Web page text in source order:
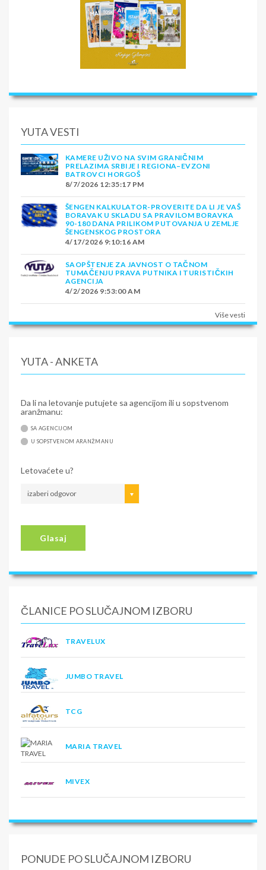
YUTA VESTI
KAMERE UŽIVO NA SVIM GRANIČNIM
PRELAZIMA SRBIJE I REGIONA–EVZONI
BATROVCI HORGOŠ
8/7/2026 12:35:17 PM
ŠENGEN KALKULATOR-PROVERITE DA LI JE VAŠ
BORAVAK U SKLADU SA PRAVILOM BORAVKA
90-180 DANA PRILIKOM PUTOVANJA U ZEMLJE
ŠENGENSKOG PROSTORA
4/17/2026 9:10:16 AM
SAOPŠTENJE ZA JAVNOST O TAČNOM
TUMAČENJU PRAVA PUTNIKA I TURISTIČKIH
AGENCIJA
4/2/2026 9:53:00 AM
Više vesti
YUTA - ANKETA
Da li na letovanje putujete sa agencijom ili u sopstvenom
aranžmanu:
SA AGENCIJOM
U SOPSTVENOM ARANŽMANU
Letovaćete u?
izaberi odgovor
Glasaj
ČLANICE PO SLUČAJNOM IZBORU
TRAVELUX
JUMBO TRAVEL
TCG
MARIA TRAVEL
MIVEX
PONUDE PO SLUČAJNOM IZBORU